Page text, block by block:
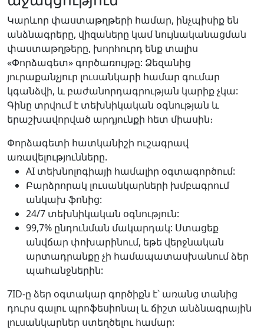
Կարևոր փաստաթղթերի համար, ինչպիսիք են
անձնագրերը, վիզաները կամ նույնականացման
փաստաթղթերը, խորհուրդ ենք տալիս
«Փորձագետ» գործառույթը: Ձեզանից
յուրաքանչյուր լուսանկարի համար գումար
կգանձվի, և բաժանորդագրության կարիք չկա:
Գինը տրվում է տեխնիկական օգնության և
երաշխավորված արդյունքի հետ միասին։
Փորձագետի հատկանիշի ուշագրավ
առավելությունները.
AI տեխնոլոգիայի համալիր օգտագործում:
Բարձրորակ լուսանկարների խմբագրում
անկախ ֆոնից:
24/7 տեխնիկական օգնություն:
99,7% ընդունման մակարդակ: Ստացեք
անվճար փոխարինում, եթե վերջնական
արտադրանքը չի համապատասխանում ձեր
պահանջներին:
7ID-ը ձեր օգտակար գործիքն է՝ առանց տանից
դուրս գալու պրոֆեսիոնալ և ճիշտ անձնագրային
լուսանկարներ ստեղծելու համար: